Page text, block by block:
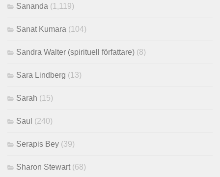
Sananda (1,119)
Sanat Kumara (104)
Sandra Walter (spirituell författare) (8)
Sara Lindberg (13)
Sarah (15)
Saul (240)
Serapis Bey (39)
Sharon Stewart (68)